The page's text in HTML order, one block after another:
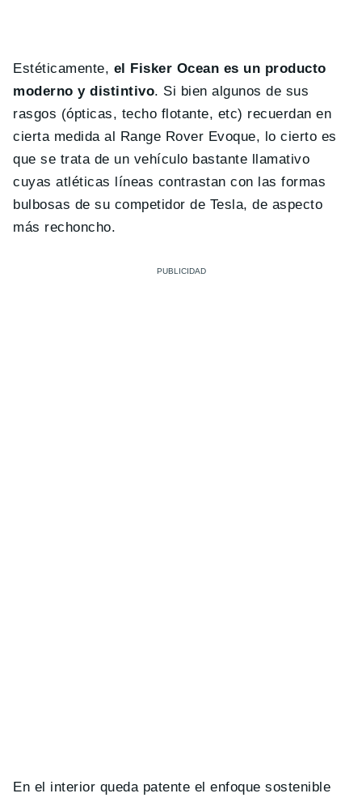
Estéticamente, el Fisker Ocean es un producto
moderno y distintivo. Si bien algunos de sus
rasgos (ópticas, techo flotante, etc) recuerdan en
cierta medida al Range Rover Evoque, lo cierto es
que se trata de un vehículo bastante llamativo
cuyas atléticas líneas contrastan con las formas
bulbosas de su competidor de Tesla, de aspecto
más rechoncho.
En el interior queda patente el enfoque sostenible